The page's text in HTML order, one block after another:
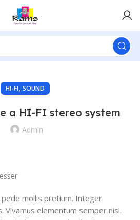
HI-FI, SOUND
a HI-FI stereo system
Admin
pede mollis pretium. Integer
Vivamus elementum semper nisi.